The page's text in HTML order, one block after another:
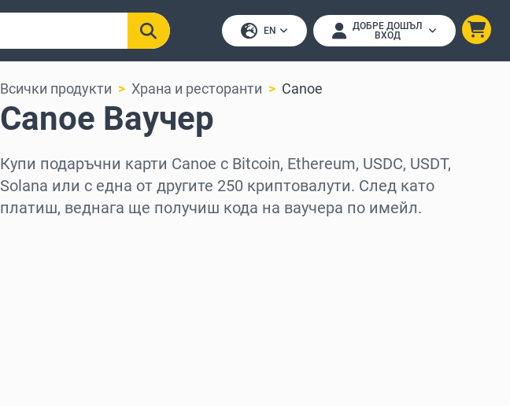
EN
ДОБРЕ ДОШЪЛ
ВХОД
Всички продукти Храна и ресторанти Canoe
Canoe Ваучер
Купи подаръчни карти Canoe с Bitcoin, Ethereum, USDC, USDT,
Solana или с една от другите 250 криптовалути. След като
платиш, веднага ще получиш кода на ваучера по имейл.